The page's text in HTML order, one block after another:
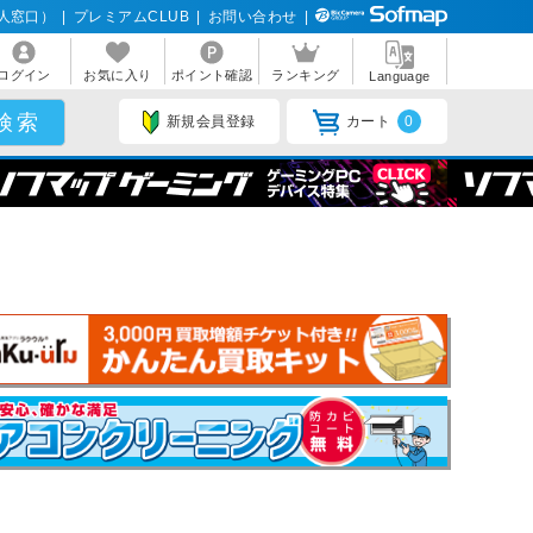
窓口） プレミアムCLUB お問い合わせ
グイン お気に入り ポイント確認 ランキング Language
新規会員登録 カート 0